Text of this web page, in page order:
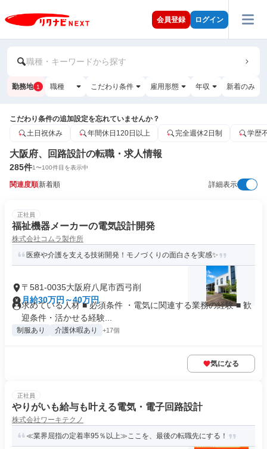
会員登録 ログイン
職種・キーワードから探す
勤務地 1 職種 こだわり条件 雇用形態 年収 新着のみ
こだわり条件の追加設定を忘れていませんか？
土日祝休み
年間休日120日以上 完全週休2日制 学歴
大阪府、回路設計の転職・求人情報
285件1〜100件目を表示中
関連度順新着順 詳細表示
正社員
福祉機器メーカーの電気設計開発
株式会社コムラ製作所
医療や介護を支える技術開発！モノづくりの面白さを実感✨
〒581-0035大阪府八尾市西弓削
月給30万円～40万円
求めている人材 ■ 必須条件 ・電気に関連する業務の経験 ■ 歓
迎条件・活かせる経験...
制服あり 介護休暇あり +17個
気になる
正社員
やりがいも給与も叶える電気・電子回路設計
株式会社ワーキテクノ
≪業界屈指の定着率95％以上≫ここを、最後の転職先にする！